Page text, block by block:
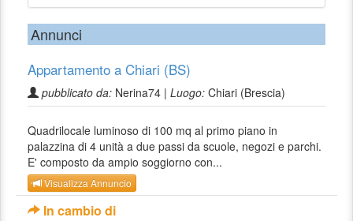
Annunci
Appartamento a Chiari (BS)
pubblicato da: Nerina74 | Luogo: Chiari (Brescia)
Quadrilocale luminoso di 100 mq al primo piano in
palazzina di 4 unità a due passi da scuole, negozi e parchi.
E' composto da ampio soggiorno con...
Visualizza Annuncio
In cambio di